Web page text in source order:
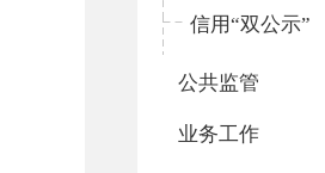
信用“双公示”
公共监管
业务工作